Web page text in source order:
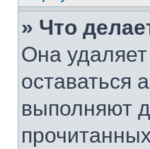
» Что
Она
оставаться
выполняют